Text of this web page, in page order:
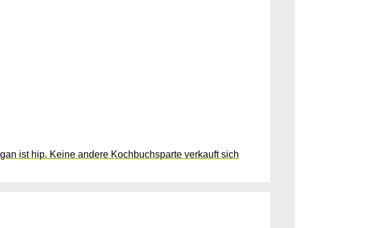
ist hip. Keine andere Kochbuchsparte verkauft sich